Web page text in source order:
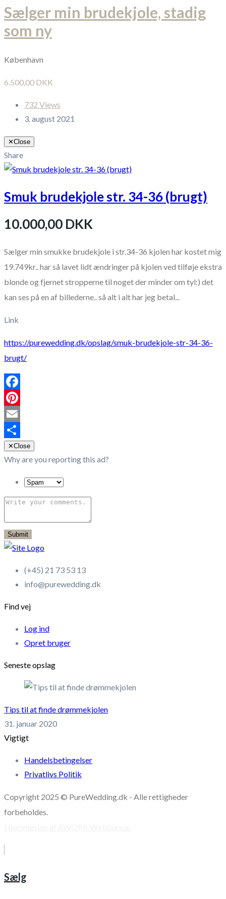
Sælger min brudekjole, stadig
som ny
København
6.500,00 DKK
732 Views
3. august 2021
✕Close
Share
Smuk brudekjole str. 34-36 (brugt)
10.000,00 DKK
Sælger min smukke brudekjole i str.34-36 kjolen har kostet mig
19.749kr.. har så lavet lidt ændringer på kjolen ved tilføje ekstra
blonde og fjernet stropperne til noget der minder om tyl:) det
kan ses på en af billederne.. så alt i alt har jeg betal...
Link
https://purewedding.dk/opslag/smuk-brudekjole-str-34-36-
brugt/
Facebook
Pinterest
Email
Share
✕Close
Why are you reporting this ad?
Submit
(+45) 21 73 53 13
info@purewedding.dk
Find vej
Log ind
Opret bruger
Seneste opslag
Tips til at finde drømmekjolen
31. januar 2020
Vigtigt
Handelsbetingelser
Privatlivs Politik
Copyright 2025 © PureWedding.dk - Alle rettigheder
forbeholdes.
Sælg